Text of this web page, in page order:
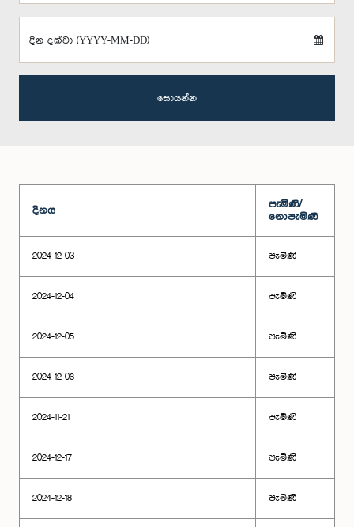
දින දක්වා (YYYY-MM-DD)
සොයන්න
දිනය
පැමිණි/
නොපැමිණි
2024-12-03 පැමිණි
2024-12-04 පැමිණි
2024-12-05 පැමිණි
2024-12-06 පැමිණි
2024-11-21 පැමිණි
2024-12-17 පැමිණි
2024-12-18 පැමිණි